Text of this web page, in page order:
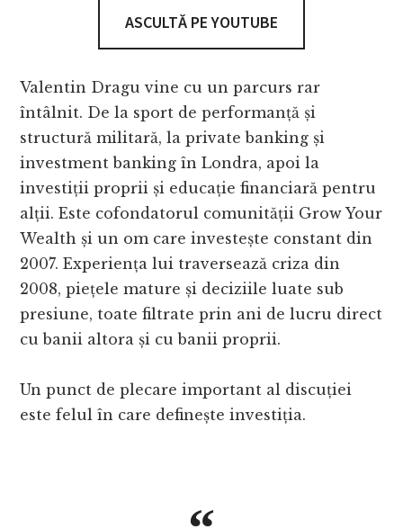
ASCULTĂ PE YOUTUBE
Valentin Dragu vine cu un parcurs rar
întâlnit. De la sport de performanță și
structură militară, la private banking și
investment banking în Londra, apoi la
investiții proprii și educație financiară pentru
alții. Este cofondatorul comunității Grow Your
Wealth și un om care investește constant din
2007. Experiența lui traversează criza din
2008, piețele mature și deciziile luate sub
presiune, toate filtrate prin ani de lucru direct
cu banii altora și cu banii proprii.
Un punct de plecare important al discuției
este felul în care definește investiția.